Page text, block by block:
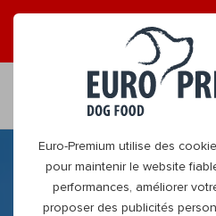
Euro-Premium utilise des
pour maintenir le website
performances, améliorer
proposer des publicités
LISEZ NOS MAGAZINES